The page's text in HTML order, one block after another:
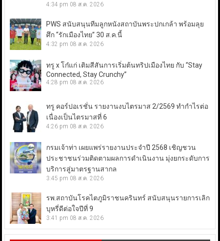
4:34 pm 08 ส.ค. 2026
PWS สนับสนุนทีมลูกหนังสถาบันพระปกเกล้า พร้อมลุย
ศึก “รักเมืองไทย” 30 ส.ค.นี้
4:32 pm 08 ส.ค. 2026
ทรู x โก๋แก่ เติมสีสันการเริ่มต้นทริปเมืองไทย กับ “Stay
Connected, Stay Crunchy”
4:28 pm 08 ส.ค. 2026
ทรู คอร์ปอเรชั่น รายงานงบไตรมาส 2/2569 ทำกำไรต่อ
เนื่องเป็นไตรมาสที่ 6
4:26 pm 08 ส.ค. 2026
กรมเจ้าท่า เผยแพร่รายงานประจำปี 2568 เชิญชวน
ประชาชนร่วมติดตามผลการดำเนินงาน มุ่งยกระดับการ
บริการสู่มาตรฐานสากล
3:45 pm 08 ส.ค. 2026
รพ.สถาบันโรคไตภูมิราชนครินทร์ สนับสนุนรายการเลิก
บุหรี่ดีต่อใจปีที่ 9
3:41 pm 08 ส.ค. 2026